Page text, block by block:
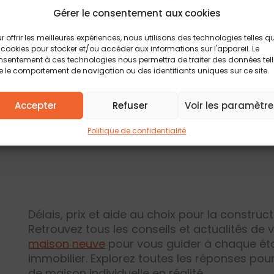
Gérer le consentement aux cookies
offrir les meilleures expériences, nous utilisons des technologies telles
pour stocker et/ou accéder aux informations sur l'appareil. Le
à ces technologies nous permettra de traiter des données
le comportement de navigation ou des identifiants uniques sur ce site.
Accepter Refuser Voir les
Politique de confidentialité
Terrain Artigues
Délais, prix et aide au choix pour la
Retrouvez tous les conseils et actualités de
maison neuve pour vous guider à chaque
immobilier. Explorez toutes les réponses